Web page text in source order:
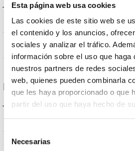
Esta página web usa cookies
Las cookies de este sitio web se
el contenido y los anuncios,
sociales y analizar el tráfico.
información sobre el uso que haga
nuestros partners de redes
web, quienes pueden combinarla
que les haya proporcionado o que
partir del uso que haya hecho de
Necesarias
Measures
Linkable
Housing and Finish
Body